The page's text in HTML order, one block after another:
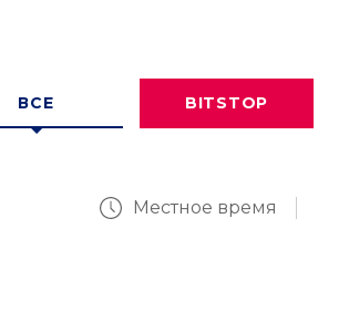
ВСЕ BITSTOP
Местное время